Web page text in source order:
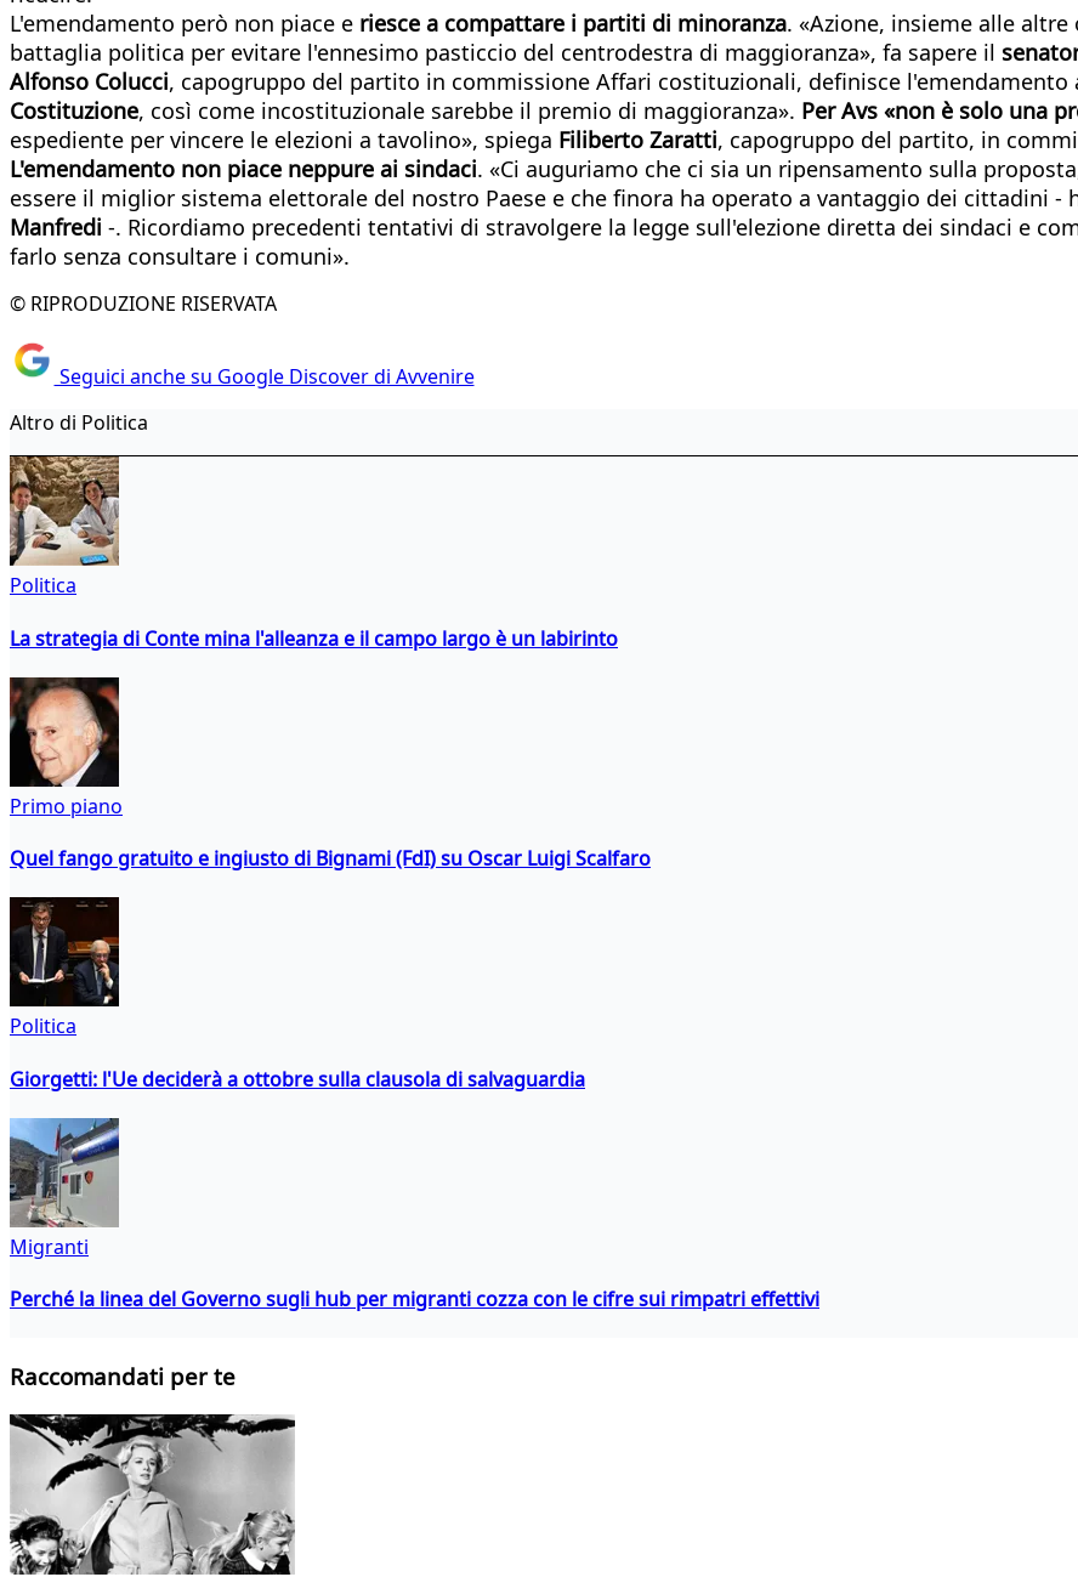
L'emendamento però non piace e riesce a compattare i partiti di minoranza. «Azione, insieme alle
battaglia politica per evitare l'ennesimo pasticcio del centrodestra di maggioranza», fa sapere il
Alfonso Colucci, capogruppo del partito in commissione Affari costituzionali, definisce
Costituzione, così come incostituzionale sarebbe il premio di maggioranza». Per Avs «non è solo una
espediente per vincere le elezioni a tavolino», spiega Filiberto Zaratti, capogruppo del partito, in
L'emendamento non piace neppure ai sindaci. «Ci auguriamo che ci sia un ripensamento sulla
essere il miglior sistema elettorale del nostro Paese e che finora ha operato a vantaggio dei cittadini -
Manfredi -. Ricordiamo precedenti tentativi di stravolgere la legge sull'elezione diretta dei sindaci e
farlo senza consultare i comuni».
© RIPRODUZIONE RISERVATA
Seguici anche su Google Discover di Avvenire
Altro di Politica
Politica
La strategia di Conte mina l'alleanza e il campo largo è un labirinto
Primo piano
Quel fango gratuito e ingiusto di Bignami (FdI) su Oscar Luigi Scalfaro
Politica
Giorgetti: l'Ue deciderà a ottobre sulla clausola di salvaguardia
Migranti
Perché la linea del Governo sugli hub per migranti cozza con le cifre sui rimpatri effettivi
Raccomandati per te